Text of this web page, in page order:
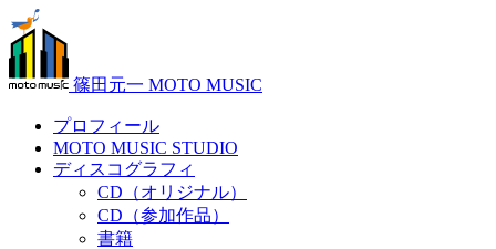
篠田元一 MOTO MUSIC
プロフィール
MOTO MUSIC STUDIO
ディスコグラフィ
CD（オリジナル）
CD（参加作品）
書籍